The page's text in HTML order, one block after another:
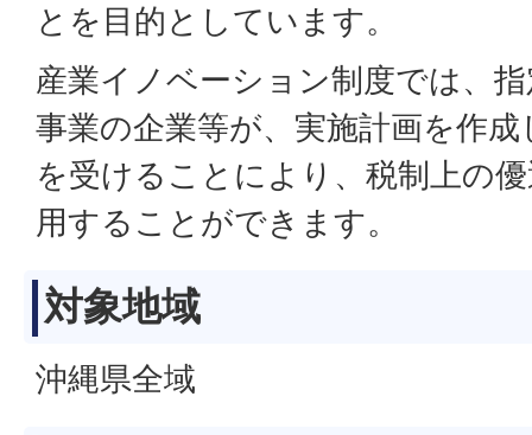
とを目的としています。
産業イノベーション制度では、
事業の企業等が、実施計画を作
を受けることにより、税制上の
用することができます。
対象地域
沖縄県全域